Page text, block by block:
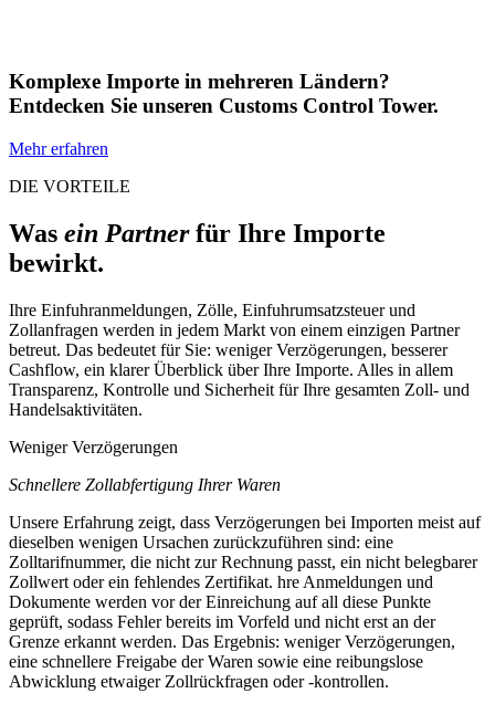
Komplexe Importe in mehreren Ländern?
Entdecken Sie unseren Customs Control Tower.
Mehr erfahren
DIE VORTEILE
Was ein Partnerfür Ihre Importe
bewirkt.
Ihre Einfuhranmeldungen, Zölle, Einfuhrumsatzsteuer und
Zollanfragen werden in jedem Markt von einem einzigen Partner
betreut. Das bedeutet für Sie: weniger Verzögerungen, besserer
Cashflow, ein klarer Überblick über Ihre Importe. Alles in allem
Transparenz, Kontrolle und Sicherheit für Ihre gesamten Zoll- und
Handelsaktivitäten.
Weniger Verzögerungen
Schnellere Zollabfertigung Ihrer Waren
Unsere Erfahrung zeigt, dass Verzögerungen bei Importen meist auf
dieselben wenigen Ursachen zurückzuführen sind: eine
Zolltarifnummer, die nicht zur Rechnung passt, ein nicht belegbarer
Zollwert oder ein fehlendes Zertifikat. hre Anmeldungen und
Dokumente werden vor der Einreichung auf all diese Punkte
geprüft, sodass Fehler bereits im Vorfeld und nicht erst an der
Grenze erkannt werden. Das Ergebnis: weniger Verzögerungen,
eine schnellere Freigabe der Waren sowie eine reibungslose
Abwicklung etwaiger Zollrückfragen oder -kontrollen.